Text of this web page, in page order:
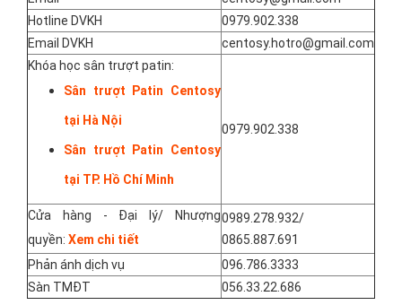
Hotline DVKH
0979.902.338
Email DVKH
centosy.hotro@gmail.com
Khóa học sân trượt patin:
Sân trượt Patin Centosy
tại Hà Nội
Sân trượt Patin Centosy
tại TP. Hồ Chí Minh
0979.902.338
Cửa hàng - Đại lý/ Nhượng
quyền: Xem chi tiết
0989.278.932/
0865.887.691
Phản ánh dịch vụ
096.786.3333
Sàn TMĐT
056.33.22.686